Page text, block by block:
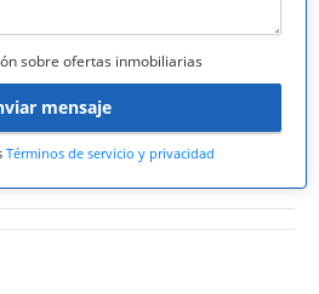
sobre ofertas inmobiliarias
mensaje
Términos de servicio y privacidad